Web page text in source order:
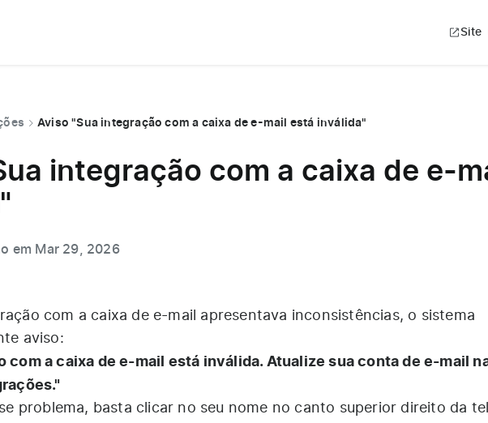
Site
Aviso "Sua integração com a caixa de e-mail está inválida"
integração com a caixa de e-
em Mar 29, 2026
com a caixa de e-mail apresentava inconsistências, o sistema
aviso:
com a caixa de e-mail está inválida. Atualize sua conta de e-mail
problema, basta clicar no seu nome no canto superior direito da